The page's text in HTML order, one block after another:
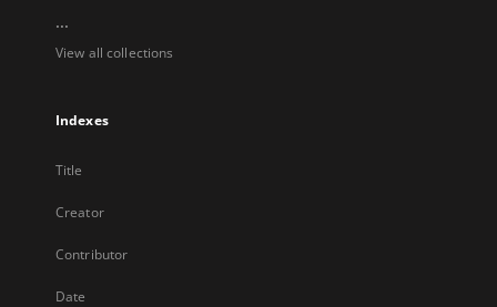
...
View all collections
Indexes
Title
Creator
Contributor
Date